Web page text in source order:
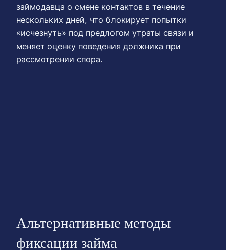
займодавца о смене контактов в течение
нескольких дней, что блокирует попытки
«исчезнуть» под предлогом утраты связи и
меняет оценку поведения должника при
рассмотрении спора.
Альтернативные методы
фиксации займа